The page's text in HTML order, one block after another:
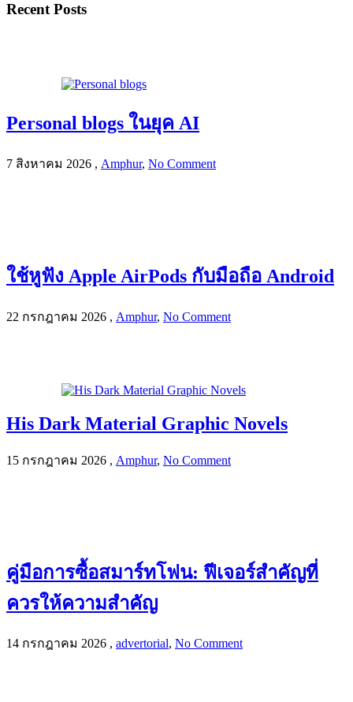
Recent Posts
Personal blogs ในยุค AI
7 สิงหาคม 2026 , Amphur, No Comment
ใช้หูฟัง Apple AirPods กับมือถือ Android
22 กรกฎาคม 2026 , Amphur, No Comment
His Dark Material Graphic Novels
15 กรกฎาคม 2026 , Amphur, No Comment
คู่มือการซื้อสมาร์ทโฟน: ฟีเจอร์สำคัญที่
ควรให้ความสำคัญ
14 กรกฎาคม 2026 , advertorial, No Comment